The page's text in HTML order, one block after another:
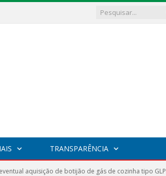
TRANSPARÊNCIA
aquisição de botijão de gás de cozinha tipo GLP